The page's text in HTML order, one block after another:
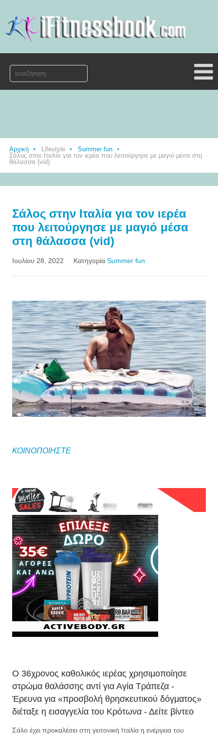
Αρχική Lifestyle
Summer fun
Σάλος στην Ιταλία για τον ιερέα που λειτούργησε με μαγιό μέσα στη
θάλασσα (vid)
Σάλος στην Ιταλία για τον ιερέα
που λειτούργησε με μαγιό μέσα
στη θάλασσα (vid)
Ιουλίου 28, 2022 Κατηγορία Summer fun
ΚΟΙΝΟΠΟΙΗΣΤΕ
Ο 36χρονος καθολικός ιερέας χρησιμοποίησε
στρώμα θαλάσσης αντί για Αγία Τράπεζα -
Έρευνα για «προσβολή θρησκευτικού δόγματος»
διέταξε η εισαγγελία του Κρότωνα - Δείτε βίντεο
Σάλο έχει προκαλέσει στη γειτονική Ιταλία η ενέργεια του